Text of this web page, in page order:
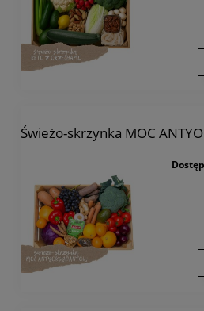
Świeżo-skrzynka MOC